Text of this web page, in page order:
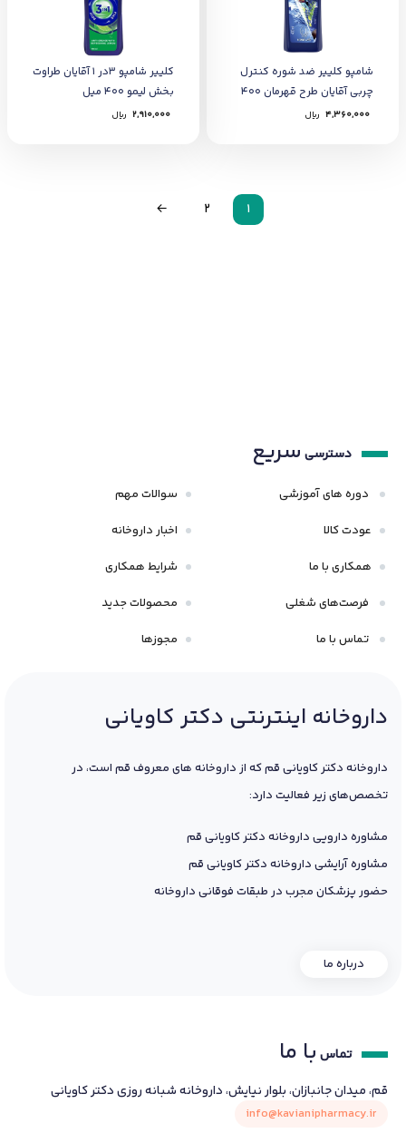
شامپو کلییر ضد شوره کنترل
چربی آقایان طرح قهرمان 400
میل
4,360,000 ﷼
کلییر شامپو 3در 1 آقایان طراوت
بخش لیمو 400 میل
2,910,000 ﷼
1
2
←
دسترسی سریع
دوره های آموزشی
عودت کالا
همکاری با ما
فرصت‌های شغلی
تماس با ما
سوالات مهم
اخبار داروخانه
شرایط همکاری
محصولات جدید
مجوزها
داروخانه اینترنتی دکتر کاویانی
داروخانه دکتر کاویانی قم که از داروخانه های معروف قم است، در
تخصص‌های زیر فعالیت دارد:
مشاوره دارویی داروخانه دکتر کاویانی قم
مشاوره آرایشی داروخانه دکتر کاویانی قم
حضور پزشکان مجرب در طبقات فوقانی داروخانه
درباره ما
تماس با ما
قم، میدان جانبازان، بلوار نیایش، داروخانه شبانه روزی دکتر کاویانی
info@kavianipharmacy.ir